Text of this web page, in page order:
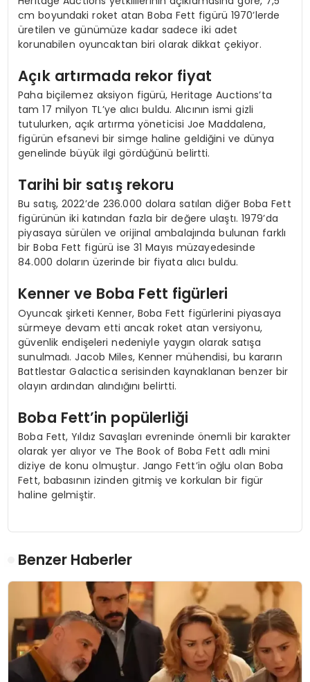
cm boyundaki roket atan Boba Fett figürü 1970’lerde
üretilen ve günümüze kadar sadece iki adet
korunabilen oyuncaktan biri olarak dikkat çekiyor.
Açık artırmada rekor fiyat
Paha biçilemez aksiyon figürü, Heritage Auctions’ta
tam 17 milyon TL’ye alıcı buldu. Alıcının ismi gizli
tutulurken, açık artırma yöneticisi Joe Maddalena,
figürün efsanevi bir simge haline geldiğini ve dünya
genelinde büyük ilgi gördüğünü belirtti.
Tarihi bir satış rekoru
Bu satış, 2022’de 236.000 dolara satılan diğer Boba Fett
figürünün iki katından fazla bir değere ulaştı. 1979’da
piyasaya sürülen ve orijinal ambalajında bulunan farklı
bir Boba Fett figürü ise 31 Mayıs müzayedesinde
84.000 doların üzerinde bir fiyata alıcı buldu.
Kenner ve Boba Fett figürleri
Oyuncak şirketi Kenner, Boba Fett figürlerini piyasaya
sürmeye devam etti ancak roket atan versiyonu,
güvenlik endişeleri nedeniyle yaygın olarak satışa
sunulmadı. Jacob Miles, Kenner mühendisi, bu kararın
Battlestar Galactica serisinden kaynaklanan benzer bir
olayın ardından alındığını belirtti.
Boba Fett’in popülerliği
Boba Fett, Yıldız Savaşları evreninde önemli bir karakter
olarak yer alıyor ve The Book of Boba Fett adlı mini
diziye de konu olmuştur. Jango Fett’in oğlu olan Boba
Fett, babasının izinden gitmiş ve korkulan bir figür
haline gelmiştir.
Benzer Haberler